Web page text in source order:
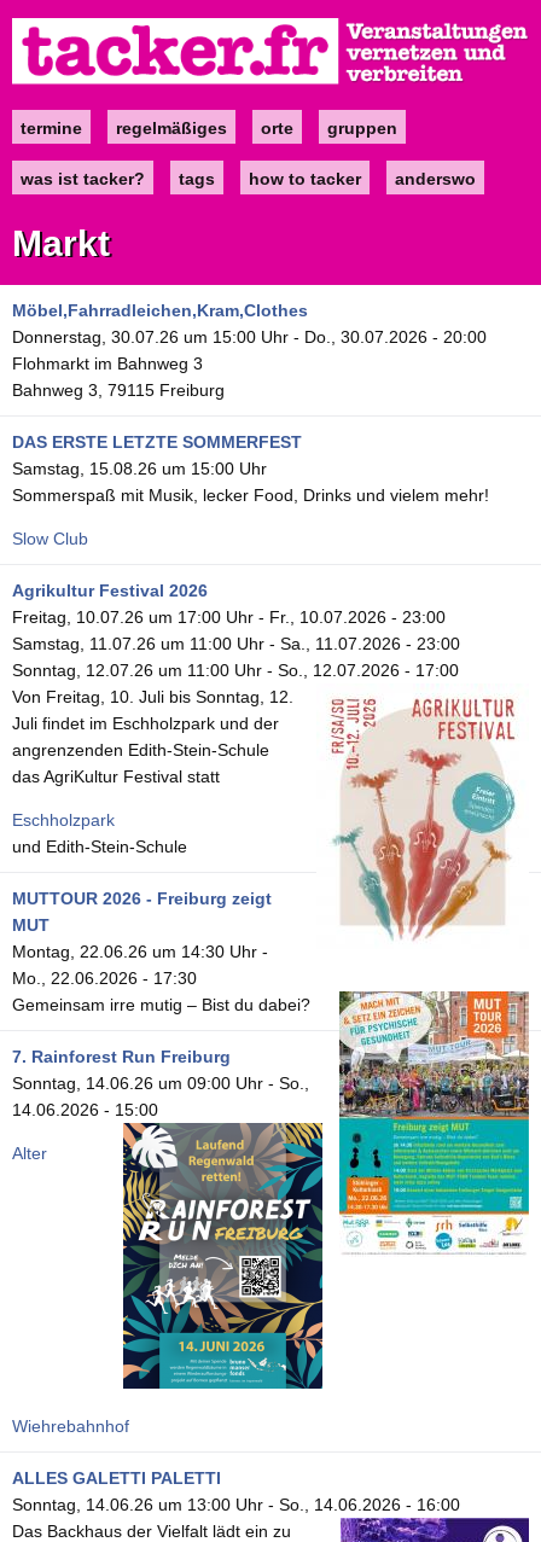
zum
Inhalt
Maintermine regelmäßiges orte gruppen
was ist tacker? tags how to tacker anderswo
Markt
Möbel,Fahrradleichen,Kram,Clothes
Donnerstag, 30.07.26 um 15:00 Uhr - Do., 30.07.2026 - 20:00
Flohmarkt im Bahnweg 3
Bahnweg 3, 79115 Freiburg
DAS ERSTE LETZTE SOMMERFEST
Samstag, 15.08.26 um 15:00 Uhr
Sommerspaß mit Musik, lecker Food, Drinks und vielem mehr!
Slow Club
Agrikultur Festival 2026
Freitag, 10.07.26 um 17:00 Uhr - Fr., 10.07.2026 - 23:00
Samstag, 11.07.26 um 11:00 Uhr - Sa., 11.07.2026 - 23:00
Sonntag, 12.07.26 um 11:00 Uhr - So., 12.07.2026 - 17:00
Von Freitag, 10. Juli bis Sonntag, 12.
Juli findet im Eschholzpark und der
angrenzenden Edith-Stein-Schule
das AgriKultur Festival statt
Eschholzpark
und Edith-Stein-Schule
MUTTOUR 2026 - Freiburg zeigt
MUT
Montag, 22.06.26 um 14:30 Uhr -
Mo., 22.06.2026 - 17:30
Gemeinsam irre mutig – Bist du dabei?
7. Rainforest Run Freiburg
Sonntag, 14.06.26 um 09:00 Uhr - So.,
14.06.2026 - 15:00
Alter
Wiehrebahnhof
ALLES GALETTI PALETTI
Sonntag, 14.06.26 um 13:00 Uhr - So., 14.06.2026 - 16:00
Das Backhaus der Vielfalt lädt ein zu